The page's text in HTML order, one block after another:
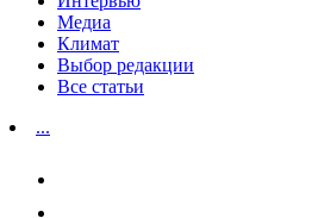
Медиа
Климат
Выбор редакции
Все статьи
...